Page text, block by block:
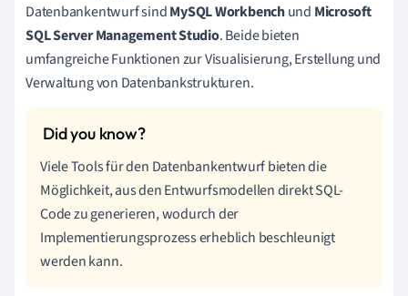
Datenbankentwurf sindMySQL Workbenchund Microsoft
SQL Server Management Studio. Beide bieten
umfangreiche Funktionen zur Visualisierung, Erstellung und
Verwaltung von Datenbankstrukturen.
Viele Tools für den Datenbankentwurf bieten die
Möglichkeit, aus den Entwurfsmodellen direkt SQL-
Code zu generieren, wodurch der
Implementierungsprozess erheblich beschleunigt
werden kann.